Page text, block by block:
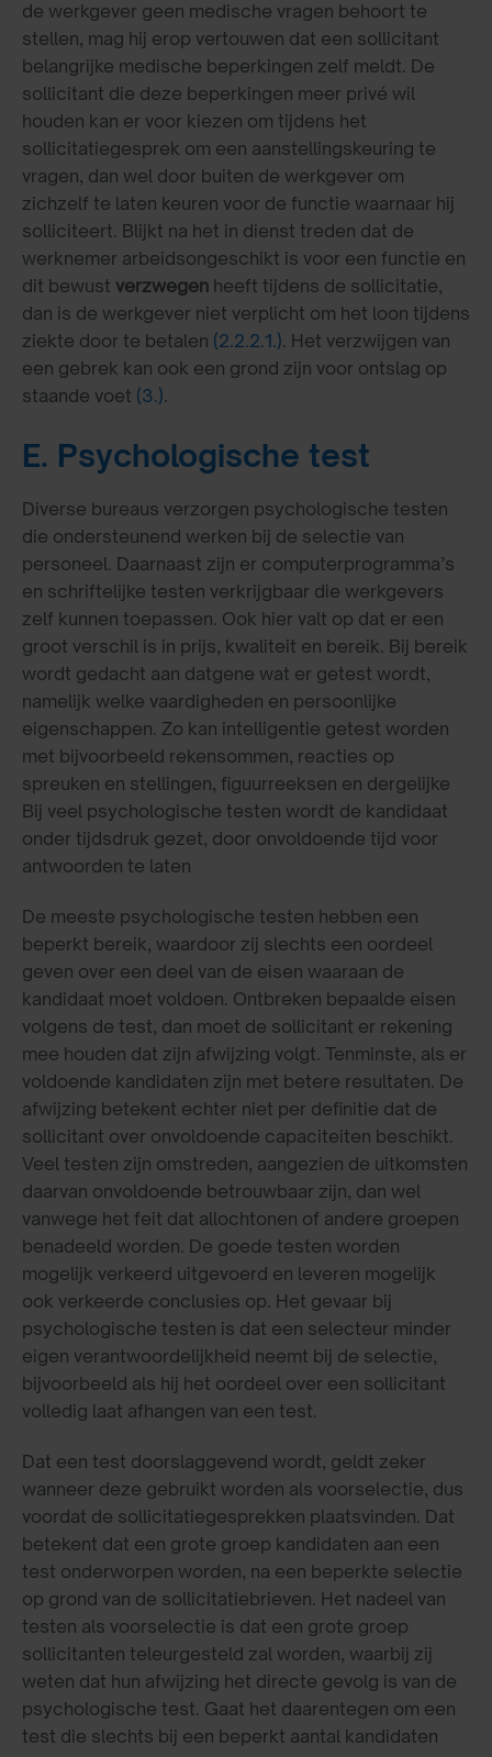
de werkgever geen medische vragen behoort te
stellen, mag hij erop vertouwen dat een sollicitant
belangrijke medische beperkingen zelf meldt. De
sollicitant die deze beperkingen meer privé wil
houden kan er voor kiezen om tijdens het
sollicitatiegesprek om een aanstellingskeuring te
vragen, dan wel door buiten de werkgever om
zichzelf te laten keuren voor de functie waarnaar hij
solliciteert. Blijkt na het in dienst treden dat de
werknemer arbeidsongeschikt is voor een functie en
dit bewust verzwegen heeft tijdens de sollicitatie,
dan is de werkgever niet verplicht om het loon tijdens
ziekte door te betalen (2.2.2.1.). Het verzwijgen van
een gebrek kan ook een grond zijn voor ontslag op
staande voet (3.).
E. Psychologische test
Diverse bureaus verzorgen psychologische testen
die ondersteunend werken bij de selectie van
personeel. Daarnaast zijn er computerprogramma’s
en schriftelijke testen verkrijgbaar die werkgevers
zelf kunnen toepassen. Ook hier valt op dat er een
groot verschil is in prijs, kwaliteit en bereik. Bij bereik
wordt gedacht aan datgene wat er getest wordt,
namelijk welke vaardigheden en persoonlijke
eigenschappen. Zo kan intelligentie getest worden
met bijvoorbeeld rekensommen, reacties op
spreuken en stellingen, figuurreeksen en dergelijke
Bij veel psychologische testen wordt de kandidaat
onder tijdsdruk gezet, door onvoldoende tijd voor
antwoorden te laten
De meeste psychologische testen hebben een
beperkt bereik, waardoor zij slechts een oordeel
geven over een deel van de eisen waaraan de
kandidaat moet voldoen. Ontbreken bepaalde eisen
volgens de test, dan moet de sollicitant er rekening
mee houden dat zijn afwijzing volgt. Tenminste, als er
voldoende kandidaten zijn met betere resultaten. De
afwijzing betekent echter niet per definitie dat de
sollicitant over onvoldoende capaciteiten beschikt.
Veel testen zijn omstreden, aangezien de uitkomsten
daarvan onvoldoende betrouwbaar zijn, dan wel
vanwege het feit dat allochtonen of andere groepen
benadeeld worden. De goede testen worden
mogelijk verkeerd uitgevoerd en leveren mogelijk
ook verkeerde conclusies op. Het gevaar bij
psychologische testen is dat een selecteur minder
eigen verantwoordelijkheid neemt bij de selectie,
bijvoorbeeld als hij het oordeel over een sollicitant
volledig laat afhangen van een test.
Dat een test doorslaggevend wordt, geldt zeker
wanneer deze gebruikt worden als voorselectie, dus
voordat de sollicitatiegesprekken plaatsvinden. Dat
betekent dat een grote groep kandidaten aan een
test onderworpen worden, na een beperkte selectie
op grond van de sollicitatiebrieven. Het nadeel van
testen als voorselectie is dat een grote groep
sollicitanten teleurgesteld zal worden, waarbij zij
weten dat hun afwijzing het directe gevolg is van de
psychologische test. Gaat het daarentegen om een
test die slechts bij een beperkt aantal kandidaten